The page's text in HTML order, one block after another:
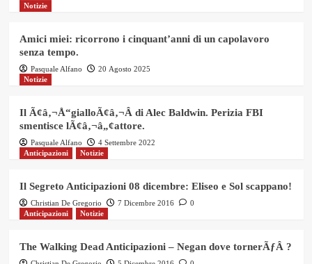
Notizie
Amici miei: ricorrono i cinquant’anni di un capolavoro
senza tempo.
Pasquale Alfano
20 Agosto 2025
Notizie
Il Ã¢â‚¬Å“gialloÃ¢â‚¬Â di Alec Baldwin. Perizia FBI
smentisce lÃ¢â‚¬â„¢attore.
Pasquale Alfano
4 Settembre 2022
Anticipazioni
Notizie
Il Segreto Anticipazioni 08 dicembre: Eliseo e Sol scappano!
Christian De Gregorio 7 Dicembre 2016
0
Anticipazioni
Notizie
The Walking Dead Anticipazioni – Negan dove tornerÃƒÂ ?